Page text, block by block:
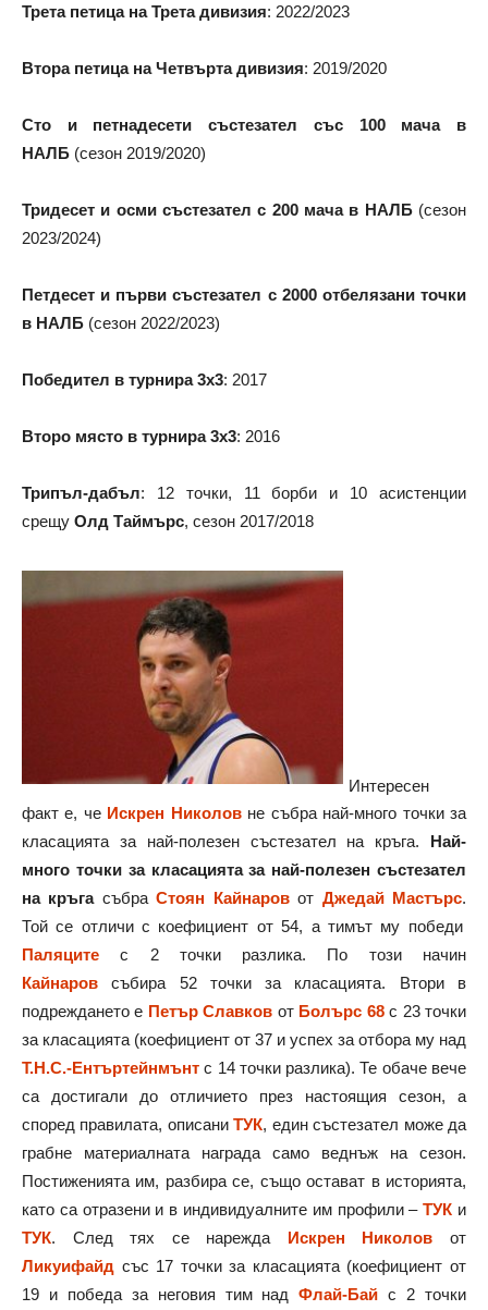
Трета петица на Трета дивизия: 2022/2023
Втора петица на Четвърта дивизия: 2019/2020
Сто и петнадесети състезател със 100 мача в
НАЛБ (сезон 2019/2020)
Тридесет и осми състезател с 200 мача в НАЛБ (сезон
2023/2024)
Петдесет и първи състезател с 2000 отбелязани точки
в НАЛБ (сезон 2022/2023)
Победител в турнира 3х3: 2017
Второ място в турнира 3х3: 2016
Трипъл-дабъл: 12 точки, 11 борби и 10 асистенции
срещу Олд Таймърс, сезон 2017/2018
Интересен
факт е, че Искрен Николовне събра най-много точки за
класацията за най-полезен състезател на кръга. Най-
много точки за класацията за най-полезен състезател
на кръгасъбраСтоян Кайнаровот Джедай Мастърс.
Той се отличи с коефициент от 54, а тимът му победи
Паляците с 2 точки разлика. По този начин
Кайнаров
събира 52 точки за класацията. Втори в
подреждането е Петър Славков от Болърс 68с 23 точки
за класацията (коефициент от 37 и успех за отбора му над
Т.Н.С.-Ентъртейнмънт с 14 точки разлика). Те обаче вече
са достигали до отличието през настоящия сезон, а
според правилата, описаниТУК, един състезател може да
грабне материалната награда само веднъж на сезон.
Постиженията им, разбира се, също остават в историята,
като са отразени и в индивидуалните им профили –ТУК и
ТУК. След тях се нарежда Искрен Николов от
Ликуифайд със 17 точки за класацията (коефициент от
19 и победа за неговия тим надФлай-Бай с 2 точки